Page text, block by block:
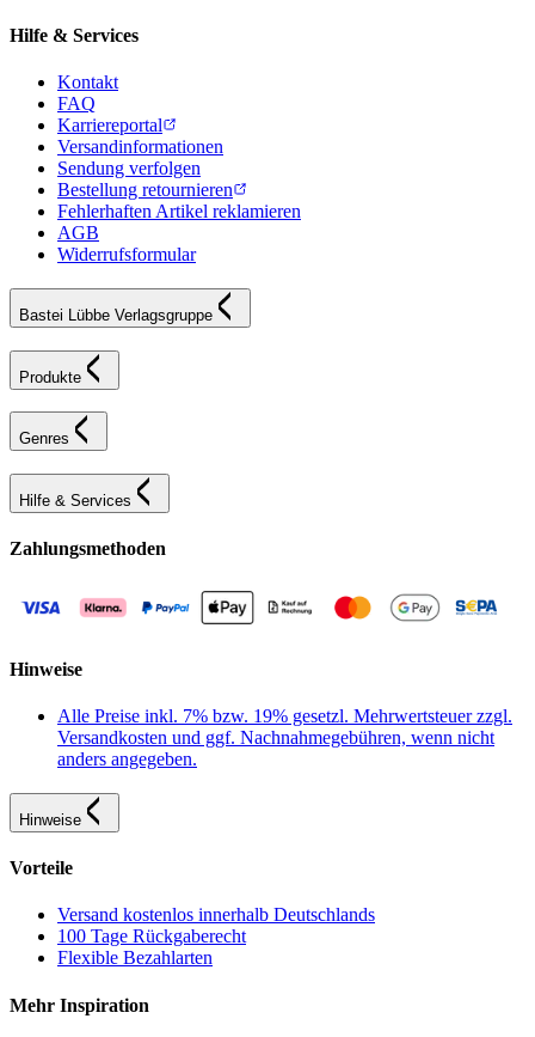
Hilfe & Services
Kontakt
FAQ
Karriereportal
Versandinformationen
Sendung verfolgen
Bestellung retournieren
Fehlerhaften Artikel reklamieren
AGB
Widerrufsformular
Bastei Lübbe Verlagsgruppe
Produkte
Genres
Hilfe & Services
Zahlungsmethoden
Hinweise
Alle Preise inkl. 7% bzw. 19% gesetzl. Mehrwertsteuer zzgl.
Versandkosten und ggf. Nachnahmegebühren, wenn nicht
anders angegeben.
Hinweise
Vorteile
Versand kostenlos innerhalb Deutschlands
100 Tage Rückgaberecht
Flexible Bezahlarten
Mehr Inspiration